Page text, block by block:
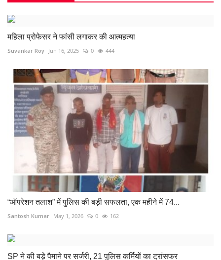
महिला प्रोफेसर ने फांसी लगाकर की आत्महत्या
Suvankar Roy Jun 16, 2025 0 444
“ऑपरेशन तलाश” में पुलिस की बड़ी सफलता, एक महीने में 74...
Santosh Kumar May 1, 2026 0 162
SP ने की बड़े पैमाने पर सर्जरी, 21 पुलिस कर्मियों का ट्रांसफर